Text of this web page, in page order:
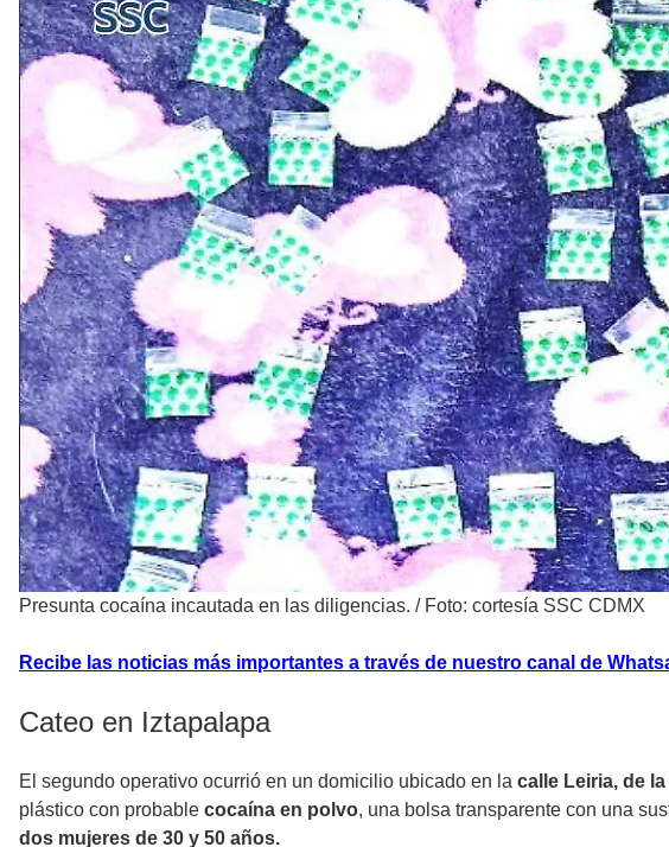
Presunta cocaína incautada en las diligencias. / Foto: cortesía SSC CDMX
Recibe las noticias más importantes a través de nuestro canal de
Cateo en Iztapalapa
El segundo operativo ocurrió en un domicilio ubicado en la calle Leiria, de
plástico con probable cocaína en polvo, una bolsa transparente con una
dos mujeres de 30 y 50 años.